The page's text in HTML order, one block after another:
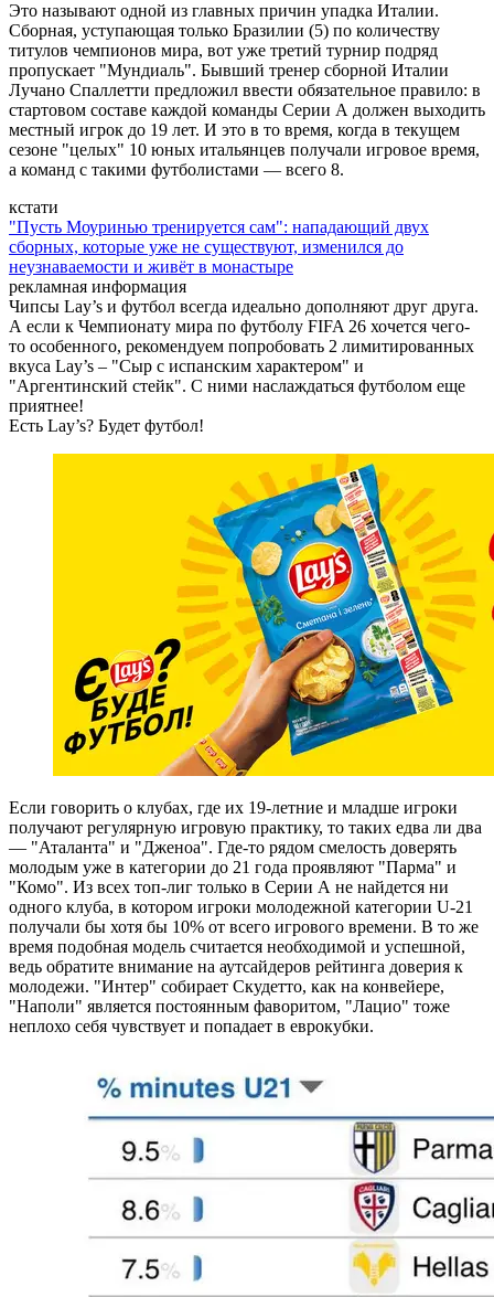
Это называют одной из главных причин упадка Италии.
Сборная, уступающая только Бразилии (5) по количеству
титулов чемпионов мира, вот уже третий турнир подряд
пропускает "Мундиаль". Бывший тренер сборной Италии
Лучано Спаллетти предложил ввести обязательное правило: в
стартовом составе каждой команды Серии А должен выходить
местный игрок до 19 лет. И это в то время, когда в текущем
сезоне "целых" 10 юных итальянцев получали игровое время,
а команд с такими футболистами — всего 8.
кстати
"Пусть Моуринью тренируется сам": нападающий двух
сборных, которые уже не существуют, изменился до
неузнаваемости и живёт в монастыре
рекламная информация
Чипсы Lay’s и футбол всегда идеально дополняют друг друга.
А если к Чемпионату мира по футболу FIFA 26 хочется чего-
то особенного, рекомендуем попробовать 2 лимитированных
вкуса Lay’s – "Сыр с испанским характером" и
"Аргентинский стейк". С ними наслаждаться футболом еще
приятнее!
Есть Lay’s? Будет футбол!
Если говорить о клубах, где их 19-летние и младше игроки
получают регулярную игровую практику, то таких едва ли два
— "Аталанта" и "Дженоа". Где-то рядом смелость доверять
молодым уже в категории до 21 года проявляют "Парма" и
"Комо". Из всех топ-лиг только в Серии А не найдется ни
одного клуба, в котором игроки молодежной категории U-21
получали бы хотя бы 10% от всего игрового времени. В то же
время подобная модель считается необходимой и успешной,
ведь обратите внимание на аутсайдеров рейтинга доверия к
молодежи. "Интер" собирает Скудетто, как на конвейере,
"Наполи" является постоянным фаворитом, "Лацио" тоже
неплохо себя чувствует и попадает в еврокубки.